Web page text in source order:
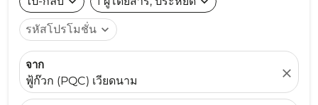
รหัสโปรโมชั่น expand_more
จาก
ฟู้ก๊วก (PQC) เวียดนาม
close